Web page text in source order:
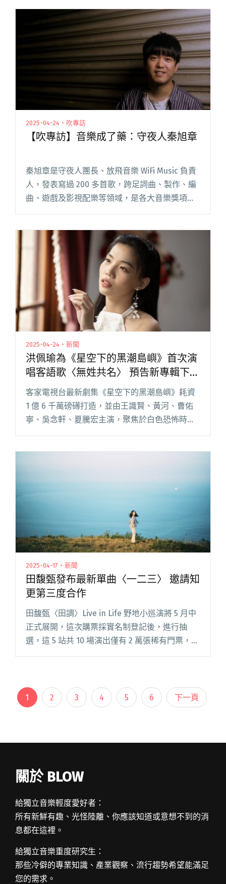
在寺廟求籤，阿哲意外誠心閱讀全文 "理想混蛋
獻上新歌〈萬事大吉〉 MV邀來葉曉霏飾演熱音社
2025-04-24・吹專訪
【吹專訪】音樂成了藥：守夜人秦旭章
秦旭章是守夜人團長、放飛音樂 WiFi Music 負責
人，發表寫過 200 多首歌，跨足詞曲、製作、編
曲、遊戲及影視配樂等領域，是各大音樂獎項的
常客。 可能名字有個「旭」，他未曾遇到一場表
印，讓他閱讀全文 "【吹專訪】音樂成了藥：守
夜人秦旭章"
2025-04-24・新聞
洪佩瑜為《星空下的黑潮島嶼》首次演
唱客語歌〈無姓共名〉 預告新專輯下半
年問世
客家電視台最新劇集《星空下的黑潮島嶼》耗資
1 億 6 千萬磅礡打造，並由王識賢、黃河、曹佑
寧、吳念軒、夏騰宏主演，聚焦於白色恐怖時
期，一群被送往綠島的「新生」如何運用自身的
2025-04-17・新聞
田馥甄發布最新單曲〈一二三〉 邀請知
更第三度合作
田馥甄〈田調〉Live in Life 野地小巡演將 5 月中
正式展開，這次購票採實名制登記後，進行抽
選，這 5 站共 10 場演出僅有 2 萬張稀有門票，卻
吸引超過 20 萬名樂迷們上網登記。 而在年初，
度合作"
1 2 3 4 5 6 下一頁
關於 BLOW
給獨立音樂輕度愛好者：
所有新鮮有趣、光怪陸離、你應該知道或意想不到的消
息都在這裡。
給獨立音樂重度研究生：
那些冷僻的專業知識、產業觀察、流行趨勢希望能滿足
您的需求。